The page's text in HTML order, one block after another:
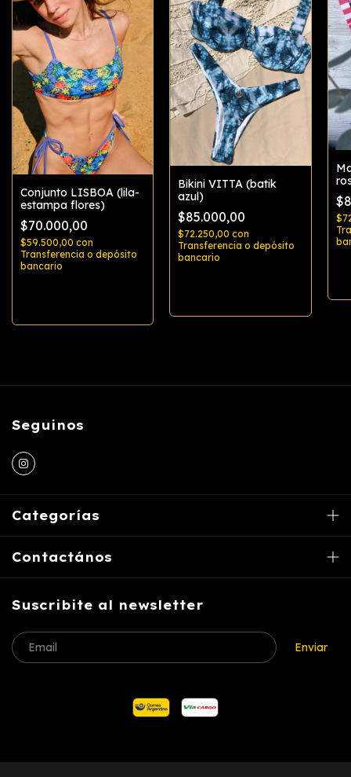
Conjunto LISBOA (lila-
estampa flores)
$70.000,00
$59.500,00 con
Transferencia o depósito
bancario
Bikini VITTA (batik
azul)
$85.000,00
$72.250,00con
Transferencia o depósito
bancario
Seguinos
Categorías
Contactános
Suscribite al newsletter